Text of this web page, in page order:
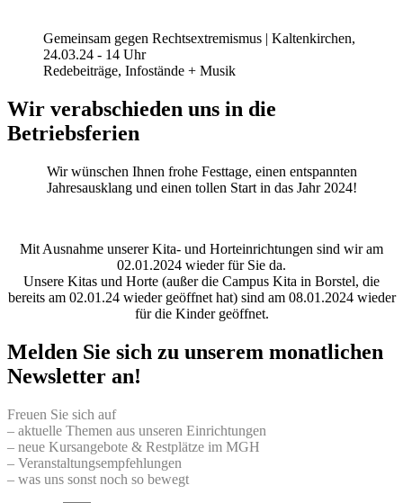
Gemeinsam gegen Rechtsextremismus | Kaltenkirchen,
24.03.24 - 14 Uhr
Redebeiträge, Infostände + Musik
Wir verabschieden uns in die
Betriebsferien
Wir wünschen Ihnen frohe Festtage, einen entspannten
Jahresausklang und einen tollen Start in das Jahr 2024!
Mit Ausnahme unserer Kita- und Horteinrichtungen sind wir am
02.01.2024 wieder für Sie da.
Unsere Kitas und Horte (außer die Campus Kita in Borstel, die
bereits am 02.01.24 wieder geöffnet hat) sind am 08.01.2024 wieder
für die Kinder geöffnet.
Melden Sie sich zu unserem monatlichen
Newsletter an!
Freuen Sie sich auf
– aktuelle Themen aus unseren Einrichtungen
– neue Kursangebote & Restplätze im MGH
– Veranstaltungsempfehlungen
– was uns sonst noch so bewegt